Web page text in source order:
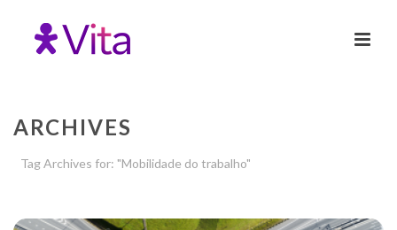
ARCHIVES
Tag Archives for: "Mobilidade do trabalho"